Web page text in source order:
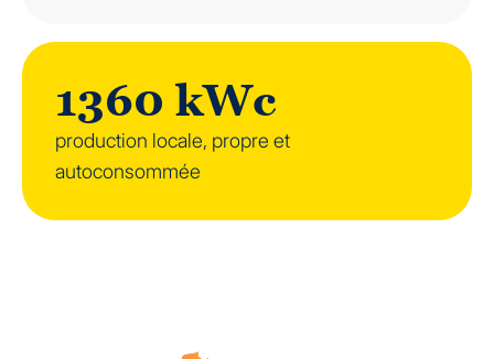
1360 kWc
production locale, propre et
autoconsommée